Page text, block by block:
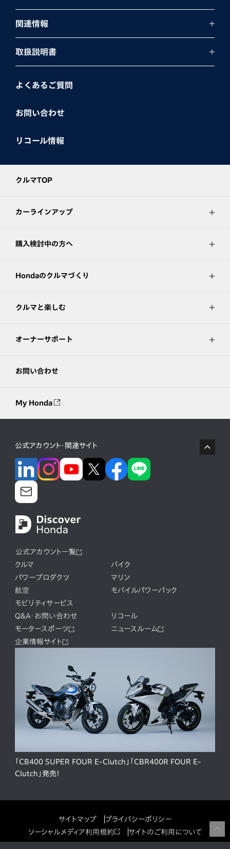
関連情報
取扱説明書
よくあるご質問
お問い合わせ
リコール情報
クルマTOP
カーラインアップ
購入検討中の方へ
Hondaのクルマづくり
クルマと楽しむ
オーナーサポート
お問い合わせ
My Honda
公式アカウント・関連サイト
公式アカウント一覧
クルマ
バイク
パワープロダクツ
マリン
航空
モバイルパワーパック
モビリティサービス
Q&A・お問い合わせ
リコール
モータースポーツ
ニュースルーム
企業情報サイト
「CB400 SUPER FOUR E-Clutch」「CBR400R FOUR E-
Clutch」発売！
サイトマップ
プライバシーポリシー
ソーシャルメディア利用規約
サイトのご利用について